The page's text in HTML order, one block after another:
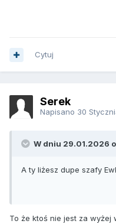
Cytuj
Serek
Napisano 30
W dniu 29.01.2026
A ty liżesz dupe szafy
To że ktoś nie jest za wyżej